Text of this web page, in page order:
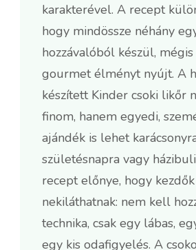
karakterével. A recept
hogy mindössze néhány
hozzávalóból készül,
gourmet élményt nyújt. A
készített Kinder csoki likőr
finom, hanem egyedi,
ajándék is lehet
születésnapra vagy
recept előnye, hogy
nekiláthatnak: nem kell
technika, csak egy lábas,
egy kis odafigyelés. A